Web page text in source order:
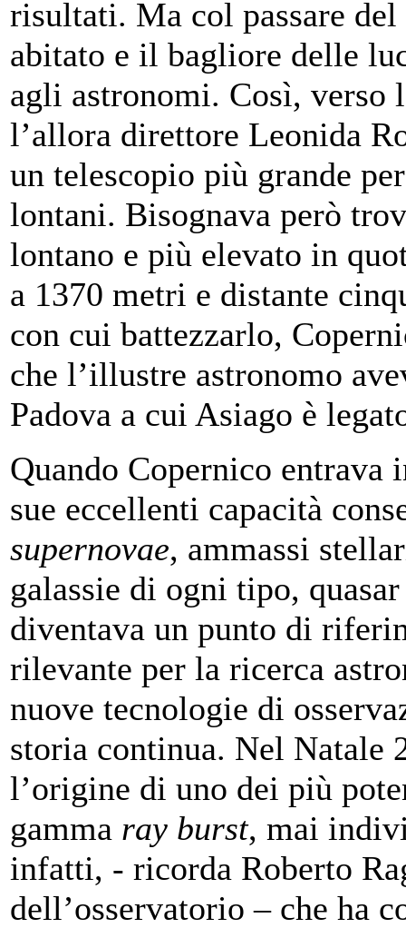
risultati. Ma col passare
abitato e il bagliore delle
agli astronomi. Così, verso
l’allora direttore Leonida
un telescopio più grande
lontani. Bisognava però
lontano e più elevato in
a 1370 metri e distante
con cui battezzarlo,
che l’illustre astronomo
Padova a cui Asiago è
Quando Copernico entrava
sue eccellenti capacità
supernovae, ammassi
galassie di ogni tipo,
diventava un punto di
rilevante per la ricerca
nuove tecnologie di
storia continua. Nel Natale
l’origine di uno dei più
gamma ray burst, mai
infatti, - ricorda Roberto
dell’osservatorio – che ha